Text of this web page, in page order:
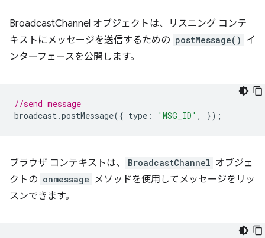
BroadcastChannel オブジェクトは、リスニング コンテ
キストにメッセージを送信するための postMessage() イ
ンターフェースを公開します。
//send message
broadcast.postMessage({ type : 'MSG_ID' , });
ブラウザ コンテキストは、 BroadcastChannel オブジェ
クトの onmessage メソッドを使用してメッセージをリッ
スンできます。